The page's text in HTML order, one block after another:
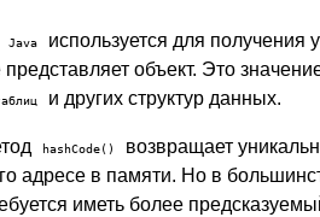
Java
используется для получения
представляет объект. Это
и других структур данных.
hashCode()
возвращает
адресе в памяти. Но в
иметь более